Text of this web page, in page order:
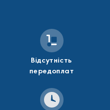
Відсутність
передоплат